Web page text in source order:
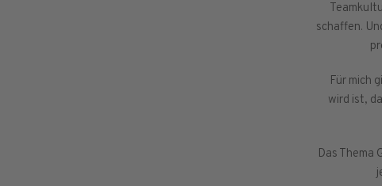
schaffen.
Für mich
wird ist,
Das Thema